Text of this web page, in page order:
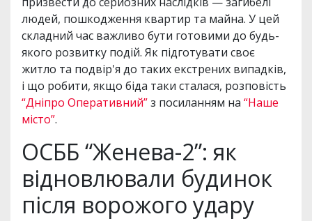
людей, пошкодження квартир та майна. У цей
складний час важливо бути готовими до будь-
якого розвитку подій. Як підготувати своє
житло та подвір'я до таких екстрених випадків,
і що робити, якщо біда таки сталася, розповість
“Дніпро Оперативний”з посиланням на “Наше
місто”.
ОСББ “Женева-2”: як
відновлювали будинок
після ворожого удару